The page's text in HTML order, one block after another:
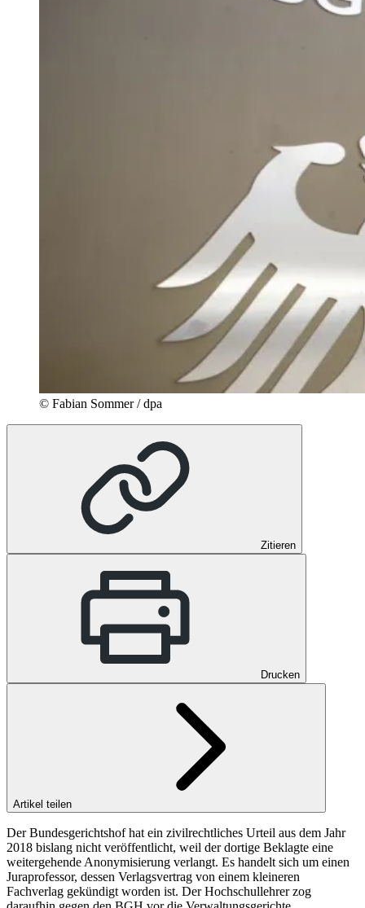
© Fabian Sommer / dpa
Zitieren
Drucken
Artikel teilen
Der Bundesgerichtshof hat ein zivilrechtliches Urteil aus dem Jahr
2018 bislang nicht veröffentlicht, weil der dortige Beklagte eine
weitergehende Anonymisierung verlangt. Es handelt sich um einen
Juraprofessor, dessen Verlagsvertrag von einem kleineren
Fachverlag gekündigt worden ist. Der Hochschullehrer zog